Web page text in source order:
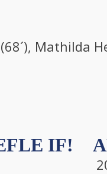
Mathilda
IF!